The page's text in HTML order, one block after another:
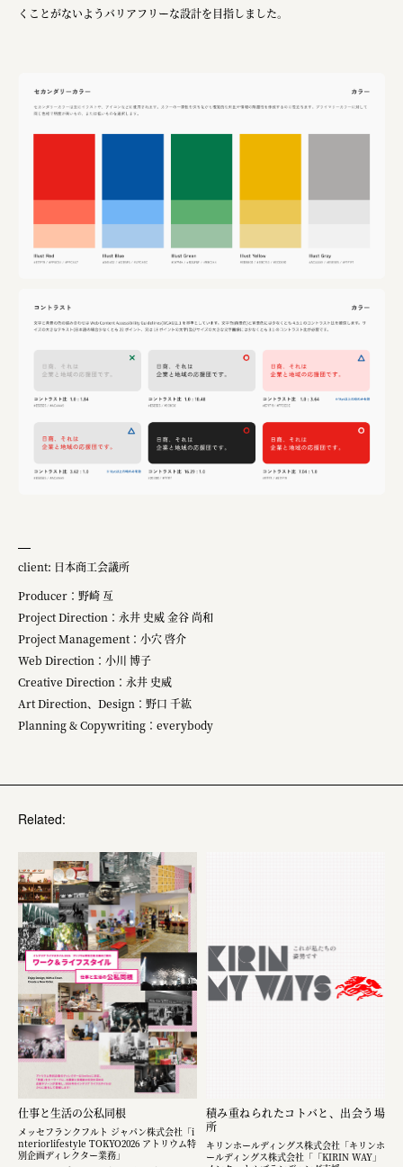
くことがないようバリアフリーな設計を目指しました。
client: 日本商工会議所
Producer：野崎 亙
Project Direction：永井 史威 金谷 尚和
Project Management：小穴 啓介
Web Direction：小川 博子
Creative Direction：永井 史威
Art Direction、Design：野口 千紘
Planning & Copywriting：everybody
Related:
仕事と生活の公私同根
メッセフランクフルト ジャパン株式会社「i
nteriorlifestyle TOKYO2026 アトリウム特
別企画ディレクター業務」
積み重ねられたコトバと、出会う場
所
キリンホールディングス株式会社「キリンホ
ールディングス株式会社「「KIRIN WAY」